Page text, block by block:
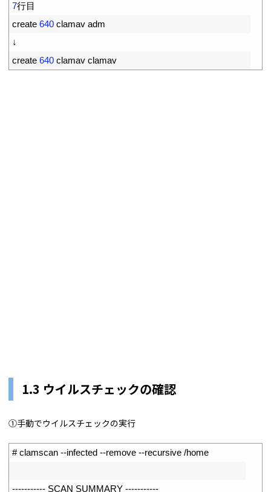
7行目
create 640 clamav adm
↓
create 640 clamav clamav
1.3 ウイルスチェックの確認
①手動でウイルスチェックの実行
# clamscan --infected --remove --recursive /home
----------- SCAN SUMMARY -----------